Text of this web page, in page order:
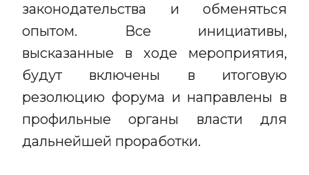
законодательства и обменяться
опытом. Все инициативы,
высказанные в ходе мероприятия,
будут включены в итоговую
резолюцию форума и направлены в
профильные органы власти для
дальнейшей проработки.